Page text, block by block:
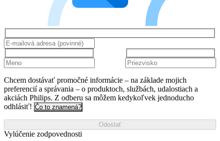
Chcem dostávať promočné informácie – na základe mojich
preferencií a správania – o produktoch, službách, udalostiach a
akciách Philips. Z odberu sa môžem kedykoľvek jednoducho
odhlásiť! Čo to znamená?
Odoslať
Vylúčenie zodpovednosti